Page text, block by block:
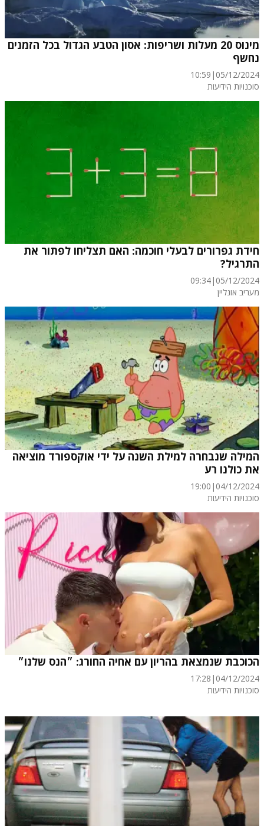
מינוס 20 מעלות ושריפות: אסון הטבע הגדול בכל הזמנים
נחשף
05/12/2024
|
10:59
סוכנויות הידיעות
חידת גפרורים לבעלי חוכמה: האם תצליחו לפתור את
התרגיל?
05/12/2024
|
09:34
מעריב אונליין
המילה שנבחרה למילת השנה על ידי אוקספורד מוציאה
את כולנו רע
04/12/2024
|
19:00
סוכנויות הידיעות
הכוכבת שנמצאת בהריון עם אחיה החורג: ״הנס שלנו״
04/12/2024
|
17:28
סוכנויות הידיעות